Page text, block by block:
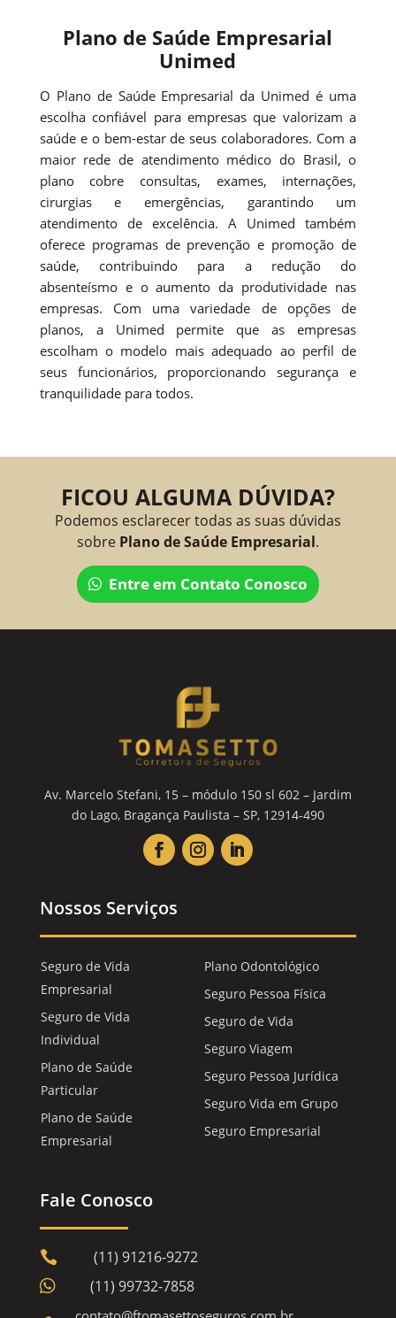
Plano de Saúde Empresarial
Unimed
O Plano de Saúde Empresarial da Unimed é uma
escolha confiável para empresas que valorizam a
saúde e o bem-estar de seus colaboradores. Com a
maior rede de atendimento médico do Brasil, o
plano cobre consultas, exames, internações,
cirurgias e emergências, garantindo um
atendimento de excelência. A Unimed também
oferece programas de prevenção e promoção de
saúde, contribuindo para a redução do
absenteísmo e o aumento da produtividade nas
empresas. Com uma variedade de opções de
planos, a Unimed permite que as empresas
escolham o modelo mais adequado ao perfil de
seus funcionários, proporcionando segurança e
tranquilidade para todos.
FICOU ALGUMA DÚVIDA?
Podemos esclarecer todas as suas dúvidas
sobre Plano de Saúde Empresarial.
Entre em Contato Conosco
Av. Marcelo Stefani, 15 – módulo 150 sl 602 – Jardim
do Lago, Bragança Paulista – SP, 12914-490
Nossos Serviços
Seguro de Vida
Empresarial
Seguro de Vida
Individual
Plano de Saúde
Particular
Plano de Saúde
Empresarial
Plano Odontológico
Seguro Pessoa Física
Seguro de Vida
Seguro Viagem
Seguro Pessoa Jurídica
Seguro Vida em Grupo
Seguro Empresarial
Fale Conosco
 (11) 91216-9272
 (11) 99732-7858